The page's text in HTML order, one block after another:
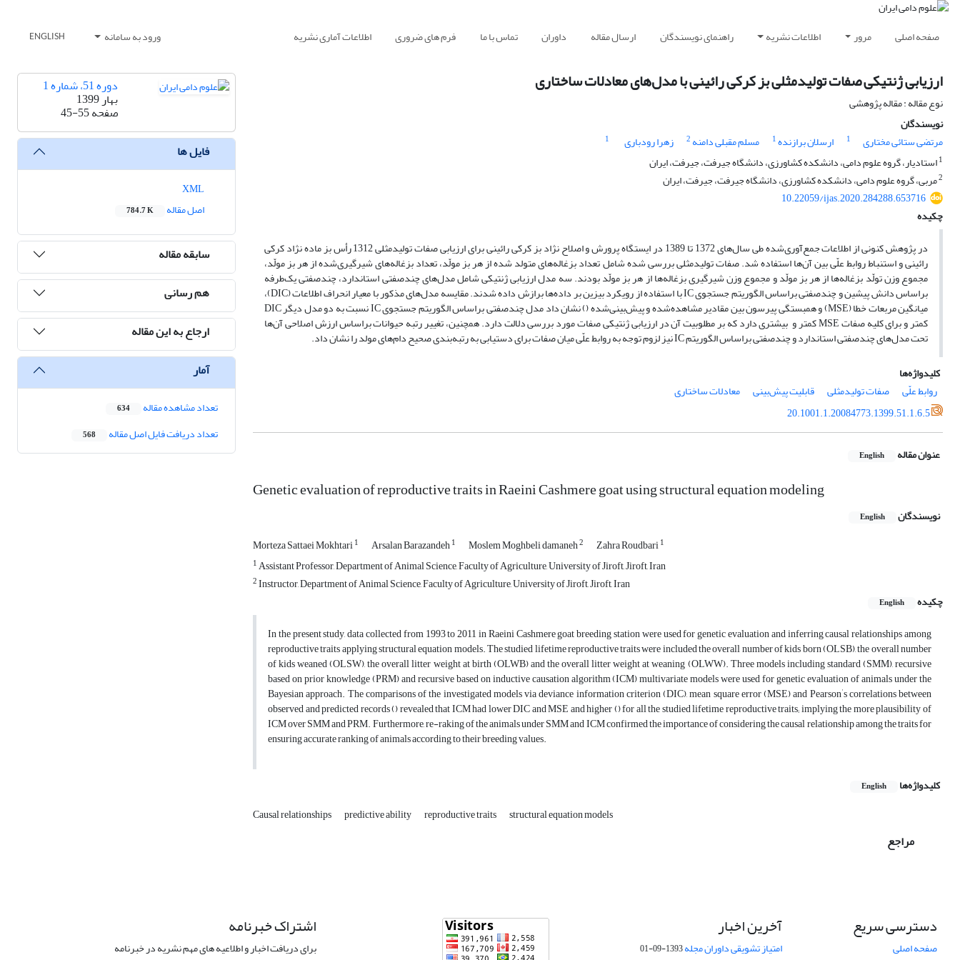
صفحه اصلی مرور اطلاعات نشریه راهنمای نویسندگان ارسال مقاله داوران تماس با ما فرم های ضروری اطلاعات آماری نشریه ورود به سامانه ENGLISH
ارزیابی ژنتیکی صفات تولیدمثلی بز کرکی رائینی با مدل‌های معادلات ساختاری
نوع مقاله : مقاله پژوهشی
نویسندگان
مرتضی ستائی مختاری
1 ارسلان برازنده1 مسلم مقبلی دامنه 2 زهرا رودباری
1
1استادیار، گروه علوم دامی، دانشکده کشاورزی، دانشگاه جیرفت، جیرفت، ایران
2مربی، گروه علوم دامی، دانشکده کشاورزی، دانشگاه جیرفت، جیرفت، ایران
10.22059/ijas.2020.284288.653716
چکیده
در پژوهش کنونی از اطلاعات جمع‌آوری‌شده طی سال‌های 1372 تا 1389 در ایستگاه پرورش و اصلاح نژاد بز کرکی رائینی برای ارزیابی صفات تولیدمثلی 1312 رأس بز ماده نژاد کرکی
رائینی و استنباط روابط علّی بین آن‌ها استفاده شد. صفات تولیدمثلی بررسی شده شامل تعداد بزغاله‌های متولد شده از هر بز مولّد، تعداد بزغاله‌های شیرگیری‌شده از هر بز مولّد،
مجموع وزن تولّد بزغاله‌ها از هر بز مولّد و مجموع وزن شیرگیری بزغاله‌ها از هر بز مولّد بودند. سه مدل ارزیابی ژنتیکی شامل مدل‌های چندصفتی استاندارد، چندصفتی یک‌طرفه
براساس دانش پیشین و چندصفتی براساس الگوریتم جستجوی IC با استفاده از رویکرد بیزین بر داده‌ها برازش داده شدند. مقایسه مدل‌های مذکور با معیار انحراف اطلاعات (DIC)،
میانگین مربعات خطا (MSE) و همبستگی پیرسون بین مقادیر مشاهده‌شده و پیش‌بینی‌شده () نشان داد مدل چندصفتی براساس الگوریتم جستجوی IC نسبت به دو مدل دیگر DIC
کمتر و برای کلیه صفات MSE کمتر و بیشتری دارد که بر مطلوبیت آن در ارزیابی ژنتیکی صفات مورد بررسی دلالت دارد. همچنین، تغییر رتبه حیوانات براساس ارزش اصلاحی آن‌ها
تحت مدل‌های چندصفتی استاندارد و چندصفتی براساس الگوریتم IC نیز لزوم توجه به روابط علّی میان صفات برای دستیابی به رتبه‌بندی صحیح دام‌های مولد را نشان داد.
کلیدواژه‌ها
روابط علّی
صفات تولیدمثلی قابلیت پیش‌بینی
معادلات ساختاری
20.1001.1.20084773.1399.51.1.6.5
عنوان مقاله English
Genetic evaluation of reproductive traits in Raeini Cashmere goat using structural ‎equation modeling
نویسندگان English
Morteza Sattaei Mokhtari1 Arsalan Barazandeh1 Moslem Moghbeli damaneh2 Zahra Roudbari1
1Assistant Professor, Department of Animal Science, Faculty of Agriculture, University of Jiroft, Jiroft, Iran
2Instructor, Department of Animal Science, Faculty of Agriculture, University of Jiroft, Jiroft, Iran
چکیده
English
In the present study, data collected from 1993 to 2011 in Raeini Cashmere goat breeding station were used for genetic evaluation and inferring causal relationships among
reproductive traits applying structural equation models. The studied lifetime reproductive traits were included the overall number of kids born (OLSB), the overall number
of kids weaned (OLSW), the overall litter weight at birth (OLWB) and the overall litter weight at weaning (OLWW). Three models including standard (SMM), recursive
based on prior knowledge (PRM) and recursive based on inductive causation algorithm (ICM) multivariate models were used for genetic evaluation of animals under the
Bayesian approach. The comparisons of the investigated models via deviance information criterion (DIC), mean square error (MSE) and Pearson's correlations between
observed and predicted records () revealed that ICM had lower DIC and MSE and higher () for all the studied lifetime reproductive traits; implying the more plausibility of
ICM over SMM and PRM. Furthermore, re-raking of the animals under SMM and ICM confirmed the importance of considering the causal relationship among the traits for
ensuring accurate ranking of animals according to their breeding values.
کلیدواژه‌ها English
Causal relationships predictive ability reproductive traits structural equation models
مراجع
دوره 51، شماره 1
بهار 1399
صفحه45-55
فایل ها
اصل مقاله
784.7 K
سابقه مقاله
هم رسانی
ارجاع به این مقاله
آمار
تعداد مشاهده مقاله 634
تعداد دریافت فایل اصل مقاله 568
دسترسی سریع
صفحه اصلی
آخرین اخبار
امتیاز تشویقی داوران مجله1393-09-01
اشتراک خبرنامه
برای دریافت اخبار و اطلاعیه های مهم نشریه در خبرنامه